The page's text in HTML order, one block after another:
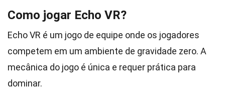
Como jogar Echo VR?
Echo VR é um jogo de equipe onde os jogadores
competem em um ambiente de gravidade zero. A
mecânica do jogo é única e requer prática para
dominar.